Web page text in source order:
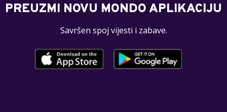
PREUZMI NOVU MONDO APLIKACIJU
Savršen spoj vijesti i zabave.